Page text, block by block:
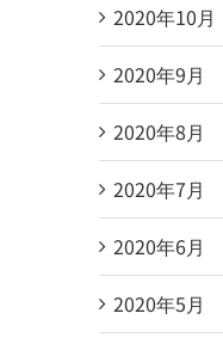
2020年10月
2020年9月
2020年8月
2020年7月
2020年6月
2020年5月